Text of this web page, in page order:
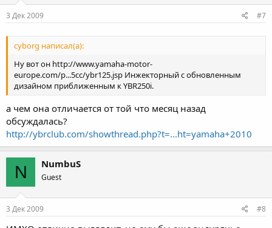
3 Дек 2009 #7
cyborg написал(а):
Hy вот он http://www.yamaha-motor-
europe.com/p...5cc/ybr125.jsp Инжекторный с обновленным
дизайном приближенным к YBR250i.
а чем она отличается от той что месяц назад
обсуждалась?
http://ybrclub.com/showthread.php?t=...ht=yamaha+2010
N NumbuS
Guest
3 Дек 2009 #8